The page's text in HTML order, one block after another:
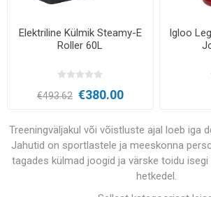
Treeningväljakul või võistluste ajal loeb iga
Jahutid on sportlastele ja meeskonna
tagades külmad joogid ja värske toidu isegi
hetkedel.
Elektriline Külmik Steamy-E
Roller 60L
€493.62 €380.00
Igloo